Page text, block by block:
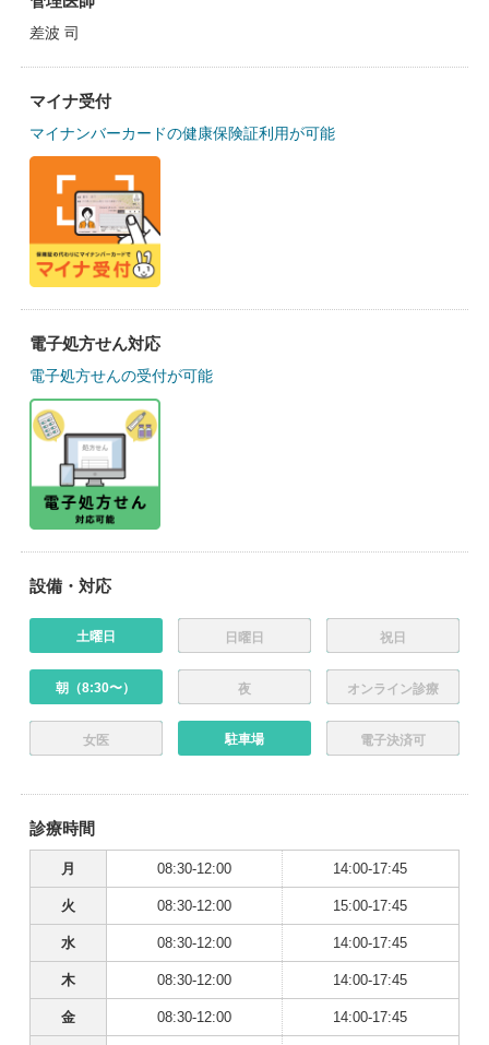
差波 司
マイナ受付
マイナンバーカードの健康保険証利用が可能
電子処方せん対応
電子処方せんの受付が可能
設備・対応
土曜日 日曜日 祝日
朝（8:30〜） 夜 オンライン診療
女医 駐車場 電子決済可
診療時間
月 08:30-12:00 14:00-17:45
火 08:30-12:00 15:00-17:45
水 08:30-12:00 14:00-17:45
木 08:30-12:00 14:00-17:45
金 08:30-12:00 14:00-17:45